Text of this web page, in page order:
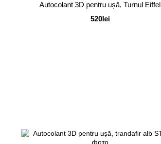
Autocolant 3D pentru ușă, Turnul Eiffel
520lei